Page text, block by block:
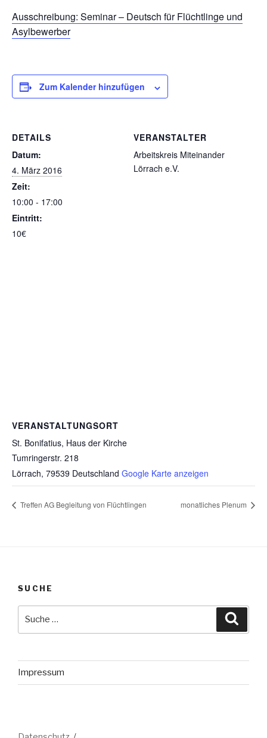
Ausschreibung: Seminar – Deutsch für Flüchtlinge und
Asylbewerber
Zum Kalender hinzufügen
DETAILS
Datum:
4. März 2016
Zeit:
10:00 - 17:00
Eintritt:
10€
VERANSTALTER
Arbeitskreis Miteinander
Lörrach e.V.
VERANSTALTUNGSORT
St. Bonifatius, Haus der Kirche
Tumringerstr. 218
Lörrach, 79539 Deutschland Google Karte anzeigen
Treffen AG Begleitung von Flüchtlingen monatliches Plenum
SUCHE
Impressum